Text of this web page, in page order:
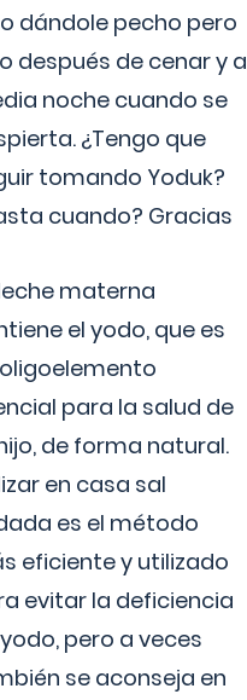
dándole pecho pero
después de cenar y a
noche cuando se
¿Tengo que
tomando Yoduk?
cuando? Gracias
materna
el yodo, que es
para la salud de
de forma natural.
en casa sal
es el método
eficiente y utilizado
evitar la deficiencia
pero a veces
se aconseja en